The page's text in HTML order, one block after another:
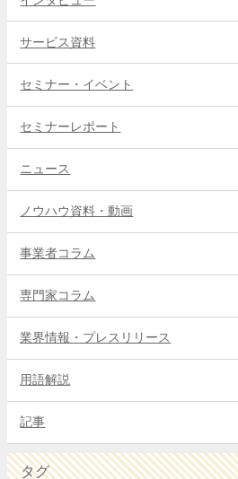
サービス資料
セミナー・イベント
セミナーレポート
ニュース
ノウハウ資料・動画
事業者コラム
専門家コラム
業界情報・プレスリリース
用語解説
記事
タグ